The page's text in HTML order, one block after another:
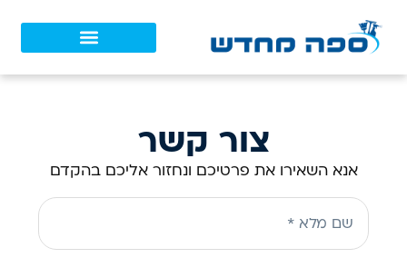
צור קשר
אנא השאירו את פרטיכם ונחזור אליכם בהקדם